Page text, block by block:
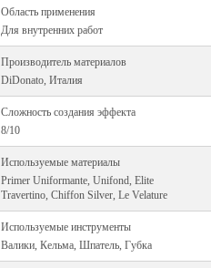
Область применения
Для внутренних работ
Производитель материалов
DiDonato, Италия
Сложность создания эффекта
8/10
Используемые материалы
Primer Uniformante, Unifond, Elite
Travertino, Chiffon Silver, Le Velature
Используемые инструменты
Валики, Кельма, Шпатель, Губка